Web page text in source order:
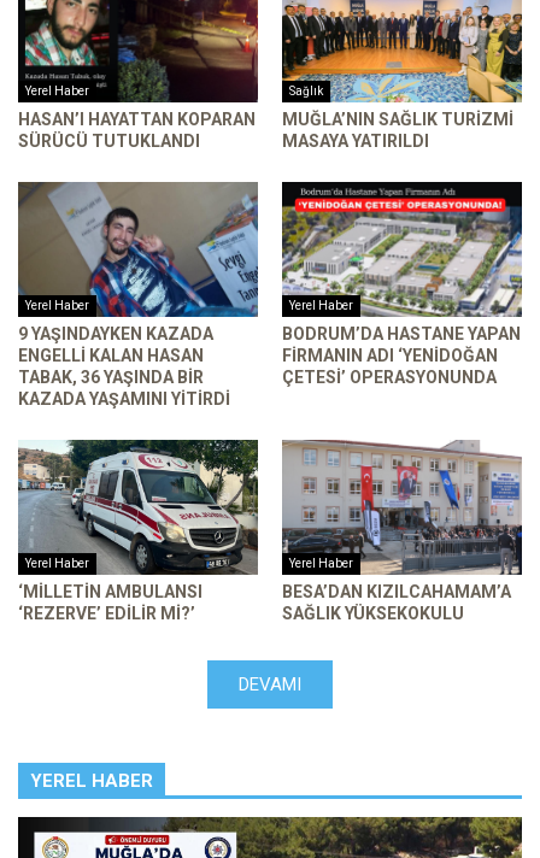
Yerel Haber
HASAN’I HAYATTAN KOPARAN
SÜRÜCÜ TUTUKLANDI
Sağlık
MUĞLA’NIN SAĞLIK TURIZMI
MASAYA YATIRILDI
Yerel Haber
9 YAŞINDAYKEN KAZADA
ENGELLI KALAN HASAN
TABAK, 36 YAŞINDA BIR
KAZADA YAŞAMINI YITIRDI
Yerel Haber
BODRUM’DA HASTANE YAPAN
FIRMANIN ADI ‘YENIDOĞAN
ÇETESI’ OPERASYONUNDA
Yerel Haber
‘MİLLETİN AMBULANSI
‘REZERVE’ EDİLİR Mİ?’
Yerel Haber
BESA’DAN KIZILCAHAMAM’A
SAĞLIK YÜKSEKOKULU
DEVAMI
YEREL HABER